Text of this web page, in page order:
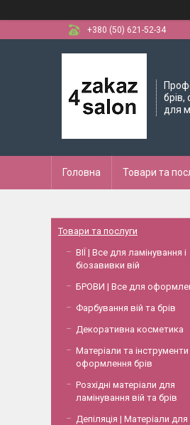
+380 (50) 621-52-34
брів,
для
Головна Товари та
Товари та послуги
ВІЇ | Все для ламінування і
біозавивки вій
БРОВИ | Все для
Фарбування вій та брів
Декоративна косметика
Матеріали та
оформлення брів
Розхідні матеріали для
ламінування вій та брів
Депіляція | Матеріали для